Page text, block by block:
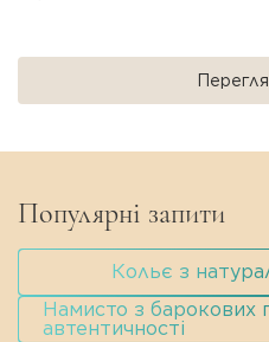
Популярні запити
Кольє з
Намисто з барокових
автентичності